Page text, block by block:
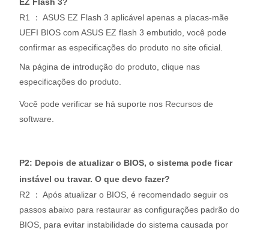
EZ Flash 3?
R1 ： ASUS EZ Flash 3 aplicável apenas a placas-mãe
UEFI BIOS com ASUS EZ flash 3 embutido, você pode
confirmar as especificações do produto no site oficial.
Na página de introdução do produto, clique nas
especificações do produto.
Você pode verificar se há suporte nos Recursos de
software.
P2: Depois de atualizar o BIOS, o sistema pode ficar
instável ou travar. O que devo fazer?
R2 ： Após atualizar o BIOS, é recomendado seguir os
passos abaixo para restaurar as configurações padrão do
BIOS, para evitar instabilidade do sistema causada por